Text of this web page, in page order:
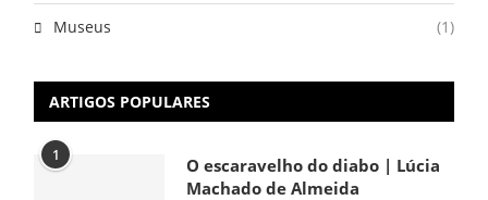
Museus (1)
ARTIGOS POPULARES
1
O escaravelho do diabo | Lúcia
Machado de Almeida